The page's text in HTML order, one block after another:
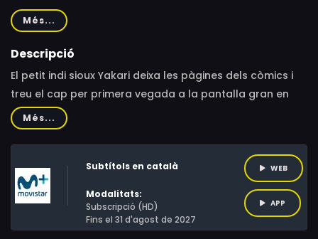
Hans Sigl, Tom Trouffier
Més...
Descripció
El petit indi sioux Yakari deixa les pàgines dels còmics i
treu el cap per primera vegada a la pantalla gran en
una divertida aventura familiar que ensenya als nens (i
no tan nens) a respectar i cuidar de la naturalesa. Creat
per Job (guionista) i Derib (il·lustrador), el nen sioux
Yakari és el protagonista d'una de les sèries de la
'bande dessinée' (còmics francòfons) de l'Oest més
conegudes a tot el món. Traduïda a 17 idiomes i editada
des de 1973 a França i des de 1979 a Espanya, ja havia
Més...
Subtítols en català
Modalitats:
Subscripció (HD)
Fins el 31 d'agost de 2027
WEB
APP